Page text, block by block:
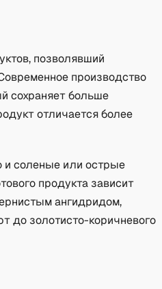
позволявший
производство
сохраняет больше
отличается более
и соленые или острые
продукта зависит
ангидридом,
до золотисто-коричневого